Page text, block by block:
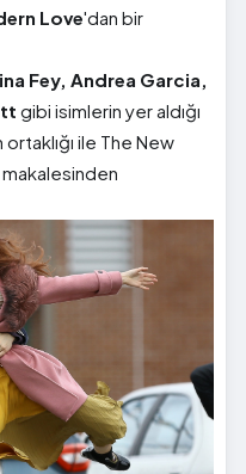
Love'dan bir
Fey, Andrea Garcia,
gibi isimlerin yer aldığı
ile The New
makalesinden